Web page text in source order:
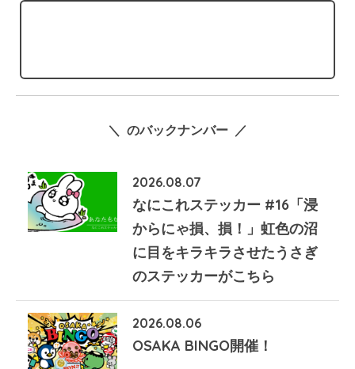
＼ のバックナンバー ／
2026.08.07
なにこれステッカー #16「浸
からにゃ損、損！」虹色の沼
に目をキラキラさせたうさぎ
のステッカーがこちら
2026.08.06
OSAKA BINGO開催！